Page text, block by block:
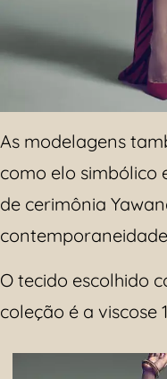
As modelagens
como elo simbólico
de cerimônia
O tecido escolhido
coleção é a viscose